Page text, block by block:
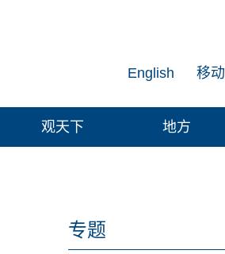
移动
English
观天下 地方
专题